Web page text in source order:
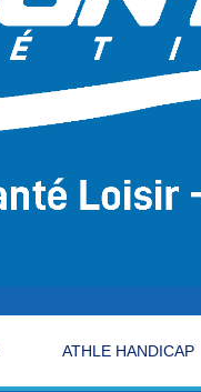
ATHLE HANDICAP